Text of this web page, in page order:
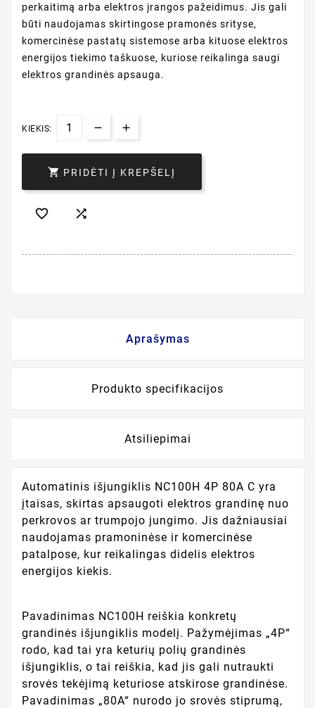
perkaitimą arba elektros įrangos pažeidimus. Jis gali
būti naudojamas skirtingose pramonės srityse,
komercinėse pastatų sistemose arba kituose elektros
energijos tiekimo taškuose, kuriose reikalinga saugi
elektros grandinės apsauga.
KIEKIS:
 PRIDĖTI Į KREPŠELĮ
 
Aprašymas
Produkto specifikacijos
Atsiliepimai
Automatinis išjungiklis NC100H 4P 80A C yra
įtaisas, skirtas apsaugoti elektros grandinę nuo
perkrovos ar trumpojo jungimo. Jis dažniausiai
naudojamas pramoninėse ir komercinėse
patalpose, kur reikalingas didelis elektros
energijos kiekis.
Pavadinimas NC100H reiškia konkretų
grandinės išjungiklis modelį. Pažymėjimas „4P“
rodo, kad tai yra keturių polių grandinės
išjungiklis, o tai reiškia, kad jis gali nutraukti
srovės tekėjimą keturiose atskirose grandinėse.
Pavadinimas „80A“ nurodo jo srovės stiprumą,